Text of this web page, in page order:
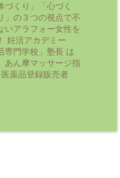
づくり」「心づく
」の３つの視点で不
いアラフォー女性を
妊活アカデミー
専門学校」塾長 は
あん摩マッサージ指
薬品登録販売者